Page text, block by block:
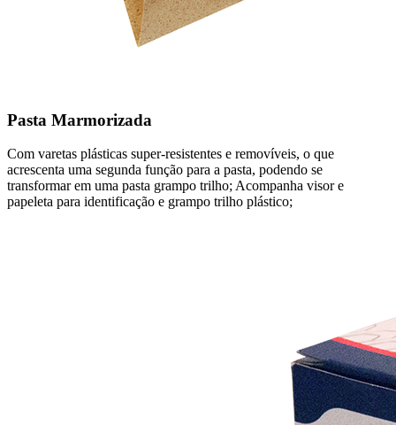
Pasta Marmorizada
Com varetas plásticas super-resistentes e removíveis, o que
acrescenta uma segunda função para a pasta, podendo se
transformar em uma pasta grampo trilho; Acompanha visor e
papeleta para identificação e grampo trilho plástico;